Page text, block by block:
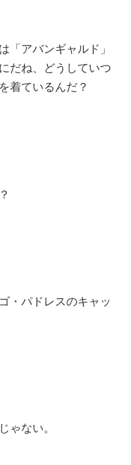
「アバンギャルド」
だね、どうしていつ
着ているんだ？
・パドレスのキャッ
ゃない。